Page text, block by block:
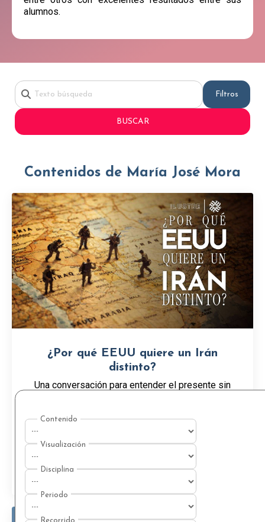
alumnos.
Filtros
BUSCAR
Contenidos de María José Mora
¿Por qué EEUU quiere un Irán
distinto?
Una conversación para entender el presente sin
equilibrio de Medio Oriente como el pulso entre